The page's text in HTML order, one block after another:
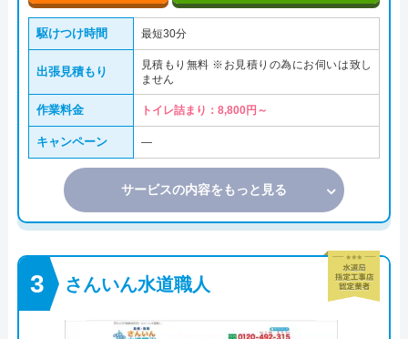
駆けつけ時間 最短30分
出張見積もり
見積もり無料 ※お見積りの為にお伺いは致し
ません
作業料金 トイレ詰まり：8,800円～
キャンペーン ―
サービスの内容をもっと見る
さんいん水道職人